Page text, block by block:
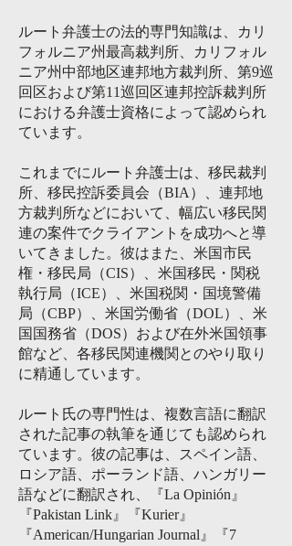
ルート弁護士の法的専門知識は、カリ
フォルニア州最高裁判所、カリフォル
ニア州中部地区連邦地方裁判所、第9巡
回区および第11巡回区連邦控訴裁判所
における弁護士資格によって認められ
ています。
これまでにルート弁護士は、移民裁判
所、移民控訴委員会（BIA）、連邦地
方裁判所などにおいて、幅広い移民関
連の案件でクライアントを成功へと導
いてきました。彼はまた、米国市民
権・移民局（CIS）、米国移民・関税
執行局（ICE）、米国税関・国境警備
局（CBP）、米国労働省（DOL）、米
国国務省（DOS）および在外米国領事
館など、各移民関連機関とのやり取り
に精通しています。
ルート氏の専門性は、複数言語に翻訳
された記事の執筆を通じても認められ
ています。彼の記事は、スペイン語、
ロシア語、ポーランド語、ハンガリー
語などに翻訳され、『La Opinión』
『Pakistan Link』『Kurier』
『American/Hungarian Journal』『7